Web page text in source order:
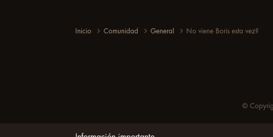
Inicio Comunidad General No viene Boris esta vez?
©